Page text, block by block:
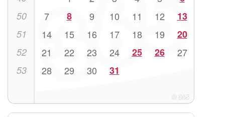
50 7 8 9 10 11 12 13
51 14 15 16 17 18 19 20
52 21 22 23 24 25 26 27
53 28 29 30 31